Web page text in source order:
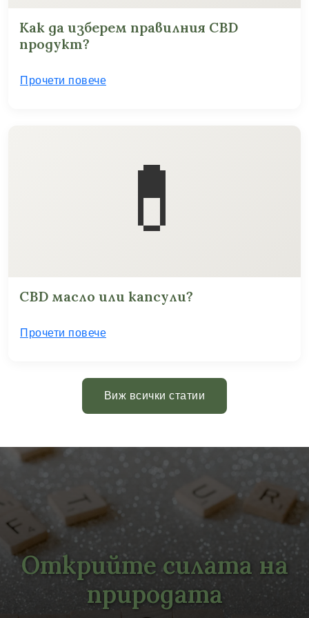
Как да изберем правилния CBD
продукт?
Прочети повече
💊
CBD масло или капсули?
Прочети повече
Виж всички статии
Открийте силата на
природата